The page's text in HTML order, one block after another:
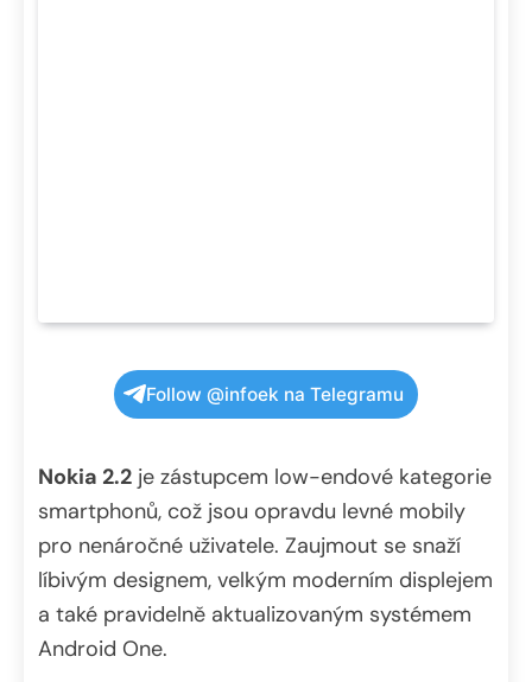
Follow @infoek na Telegramu
Nokia 2.2 je zástupcem low-endové kategorie
smartphonů, což jsou opravdu levné mobily
pro nenáročné uživatele. Zaujmout se snaží
líbivým designem, velkým moderním displejem
a také pravidelně aktualizovaným systémem
Android One.